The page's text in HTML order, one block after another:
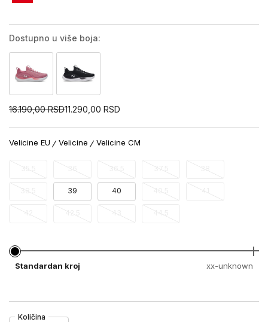
Dostupno u više boja:
16.190,00 RSD11.290,00 RSD
Velicine EU Velicine Velicine CM
39 40
Standardan kroj xx-unknown
Količina